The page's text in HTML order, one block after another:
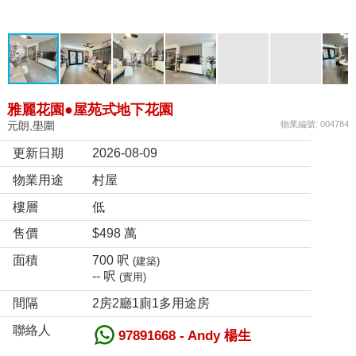
雅麗花園●屋苑式地下花園
元朗,壆圍 物業編號: 004784
更新日期
2026-08-09
物業用途
村屋
樓層
低
售價
$498 萬
面積
700 呎 (建築)
-- 呎 (實用)
間隔
2房2廳1廁1多用途房
聯絡人
97891668 - Andy 楊生